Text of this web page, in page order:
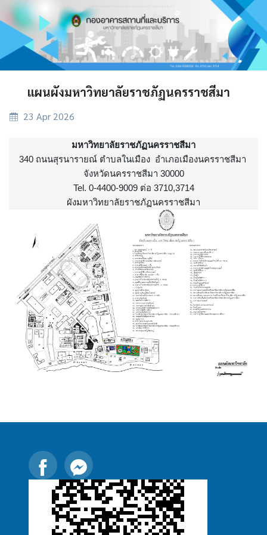
แผนผังมหาวิทยาลัยราชภัฏนครราชสีมา
23 Apr 2026
มหาวิทยาลัยราชภัฏนครราชสีมา
340 ถนนสุรนารายณ์ ตำบลในเมือง อำเภอเมืองนครราชสีมา
จังหวัดนครราชสีมา 30000
Tel. 0-4400-9009 ต่อ 3710,3714
ผังมหาวิทยาลัยราชภัฏนครราชสีมา